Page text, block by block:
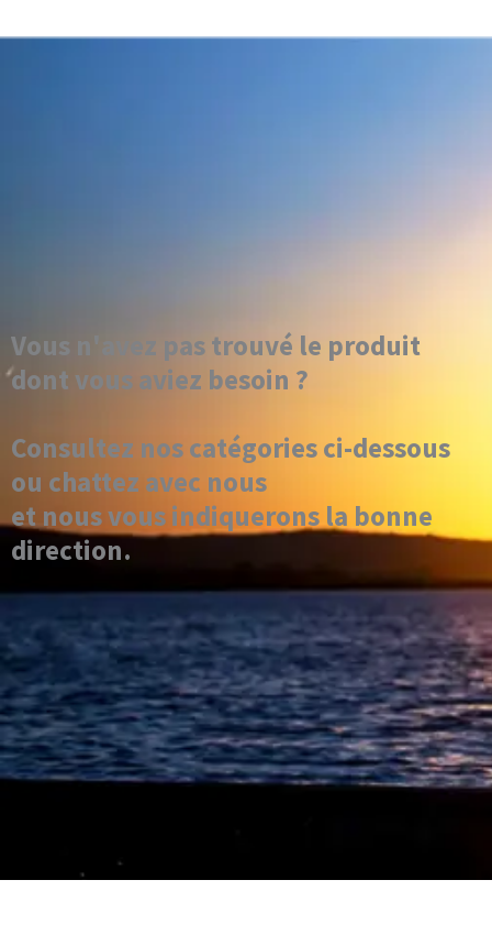
Vous n'avez pas trouvé le produit
dont vous aviez besoin ?
Consultez nos catégories ci-dessous
ou chattez avec nous
et nous vous indiquerons la bonne
direction.